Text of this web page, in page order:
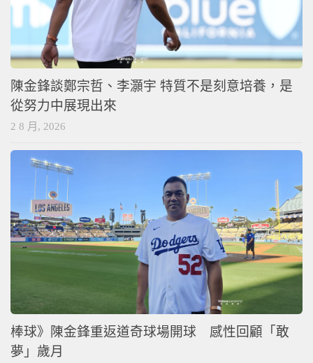
陳金鋒談鄭宗哲、李灝宇 特質不是刻意培養，是
從努力中展現出來
2 8 月, 2026
棒球》陳金鋒重返道奇球場開球 感性回顧「敢
夢」歲月